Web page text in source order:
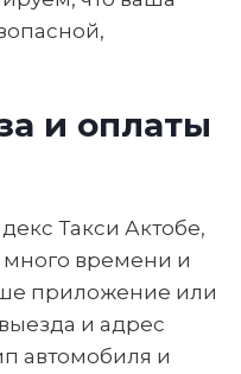
и оплаты
Такси Актобе,
много времени и
приложение или
и адрес
автомобиля и